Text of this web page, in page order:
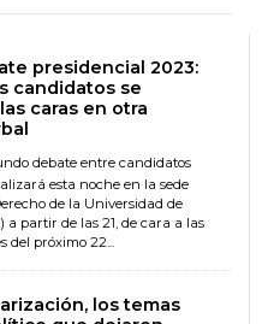
presidencial 2023:
candidatos se
caras en otra
debate entre candidatos
esta noche en la sede
de la Universidad de
a partir de las 21, de cara a las
del próximo 22...
los temas